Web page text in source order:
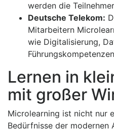
werden die
Deutsche Telekom:
Mitarbeitern
wie Digitalisierung,
Lernen in
mit großer
Microlearning ist nicht nur
Bedürfnisse der modernen